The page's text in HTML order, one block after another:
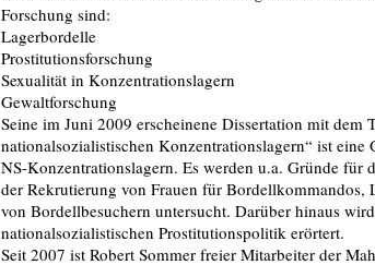
Forschung sind:
Lagerbordelle
Prostitutionsforschung
Sexualität in Konzentrationslagern
Gewaltforschung
Seine im Juni 2009 erscheinene Dissertation mit
nationalsozialistischen Konzentrationslagern“ ist
NS-Konzentrationslagern. Es werden u.a. Gründe für
der Rekrutierung von Frauen für
von Bordellbesuchern untersucht. Darüber hinaus
nationalsozialistischen Prostitutionspolitik erörtert.
Seit 2007 ist Robert Sommer freier Mitarbeiter der